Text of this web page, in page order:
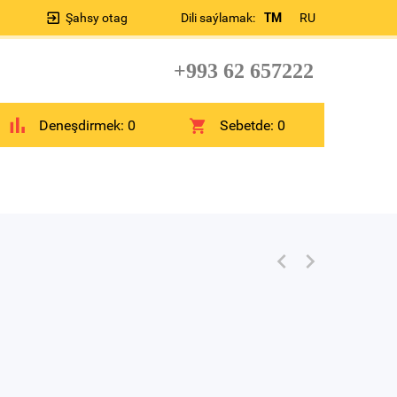
Dili saýlamak: TM RU
Şahsy otag
+993 62 657222
Deneşdirmek: 0 Sebetde:0